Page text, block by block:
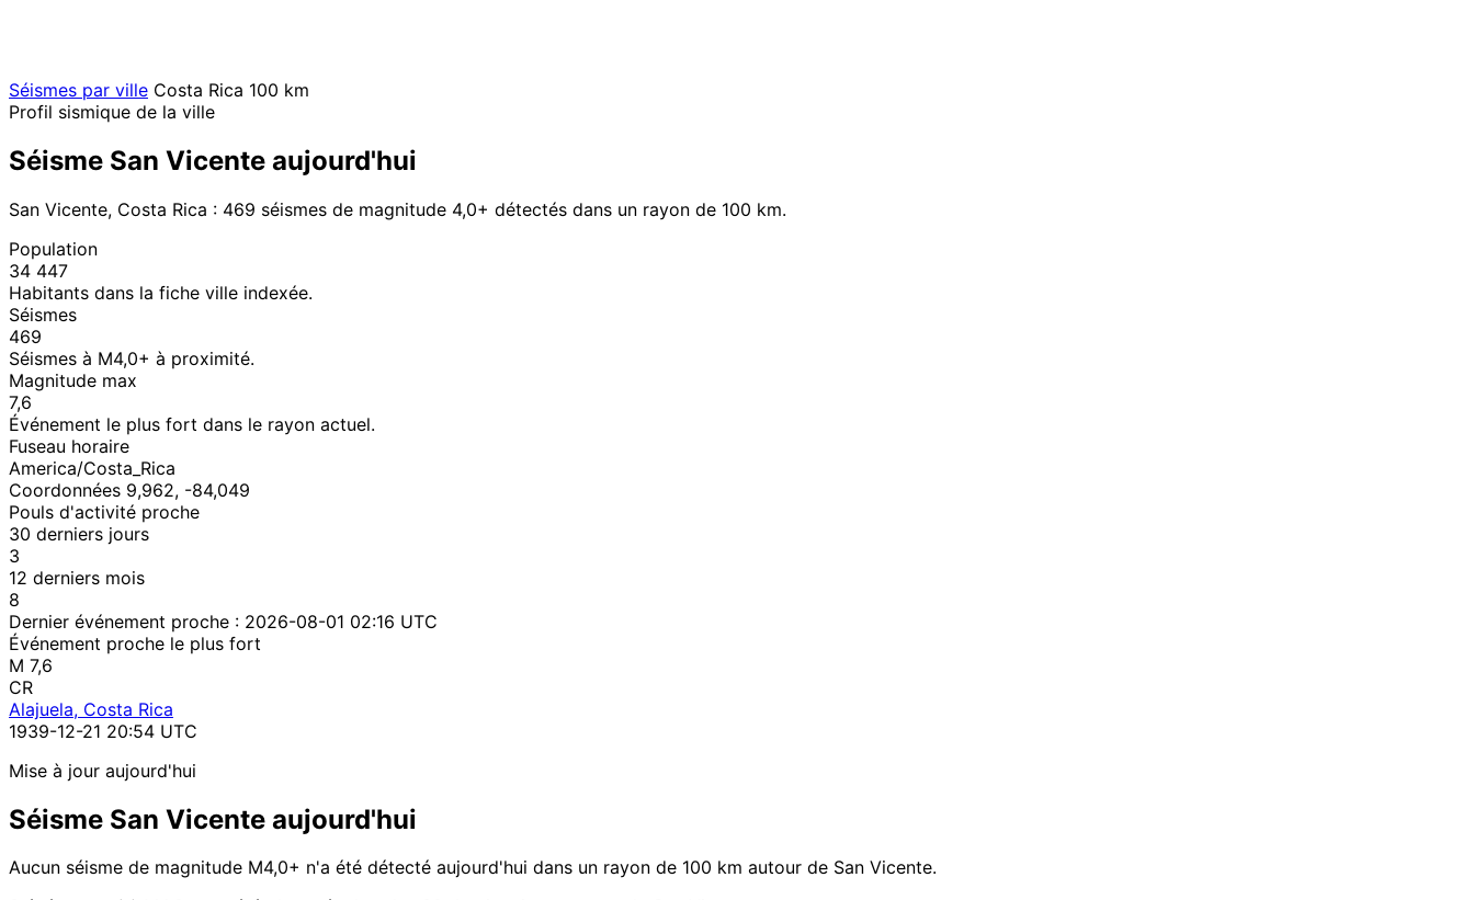
Séismes par ville Costa Rica 100 km
Profil sismique de la ville
Séisme San Vicente aujourd'hui
San Vicente, Costa Rica : 469 séismes de magnitude 4,0+ détectés dans un rayon de 100 km.
Population
34 447
Habitants dans la fiche ville indexée.
Séismes
469
Séismes à M4,0+ à proximité.
Magnitude max
7,6
Événement le plus fort dans le rayon actuel.
Fuseau horaire
America/Costa_Rica
Coordonnées 9,962, -84,049
Pouls d'activité proche
30 derniers jours
3
12 derniers mois
8
Dernier événement proche : 2026-08-01 02:16 UTC
Événement proche le plus fort
M 7,6
CR
Alajuela, Costa Rica
1939-12-21 20:54 UTC
Mise à jour aujourd'hui
Séisme San Vicente aujourd'hui
Aucun séisme de magnitude M4,0+ n'a été détecté aujourd'hui dans un rayon de 100 km autour de San Vicente.